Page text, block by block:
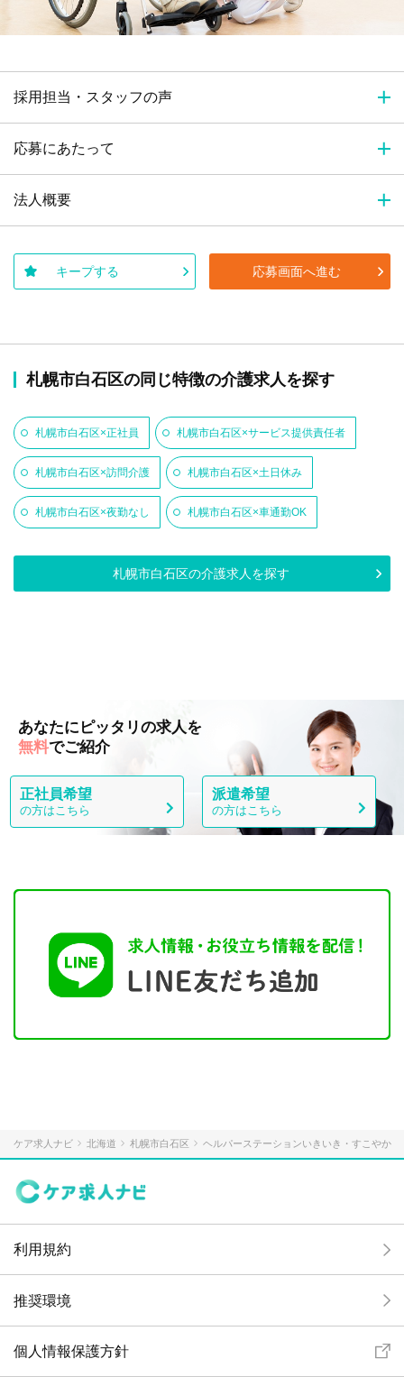
採用担当・スタッフの声
応募にあたって
法人概要
キープする 応募画面へ進む
札幌市白石区の同じ特徴の介護求人を探す
札幌市白石区×正社員 札幌市白石区×サービス提供責任者
札幌市白石区×訪問介護 札幌市白石区×土日休み
札幌市白石区×夜勤なし 札幌市白石区×車通勤OK
札幌市白石区の介護求人を探す
あなたにピッタリの求人を
無料でご紹介
正社員希望
の方はこちら
派遣希望
の方はこちら
ケア求人ナビ 北海道 札幌市白石区 ヘルパーステーションいきいき・すこやか
利用規約
推奨環境
個人情報保護方針